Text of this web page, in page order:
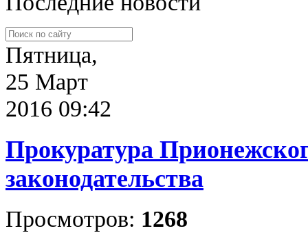
Пятница,
25 Март
2016 09:42
Прокуратура
законодательства
Просмотров: 1268